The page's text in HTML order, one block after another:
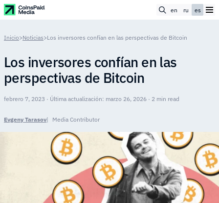
en ru es
Inicio>Noticias>Los inversores confían en las perspectivas de Bitcoin
Los inversores confían en las
perspectivas de Bitcoin
febrero 7, 2023 · Última actualización: marzo 26, 2026 · 2 min read
Evgeny Tarasov Media Contributor